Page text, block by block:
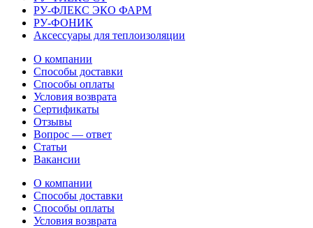
РУ-ФЛЕКС ЭКО ФАРМ
РУ-ФОНИК
Аксессуары для теплоизоляции
О компании
Способы доставки
Способы оплаты
Условия возврата
Сертификаты
Отзывы
Вопрос — ответ
Статьи
Вакансии
О компании
Способы доставки
Способы оплаты
Условия возврата